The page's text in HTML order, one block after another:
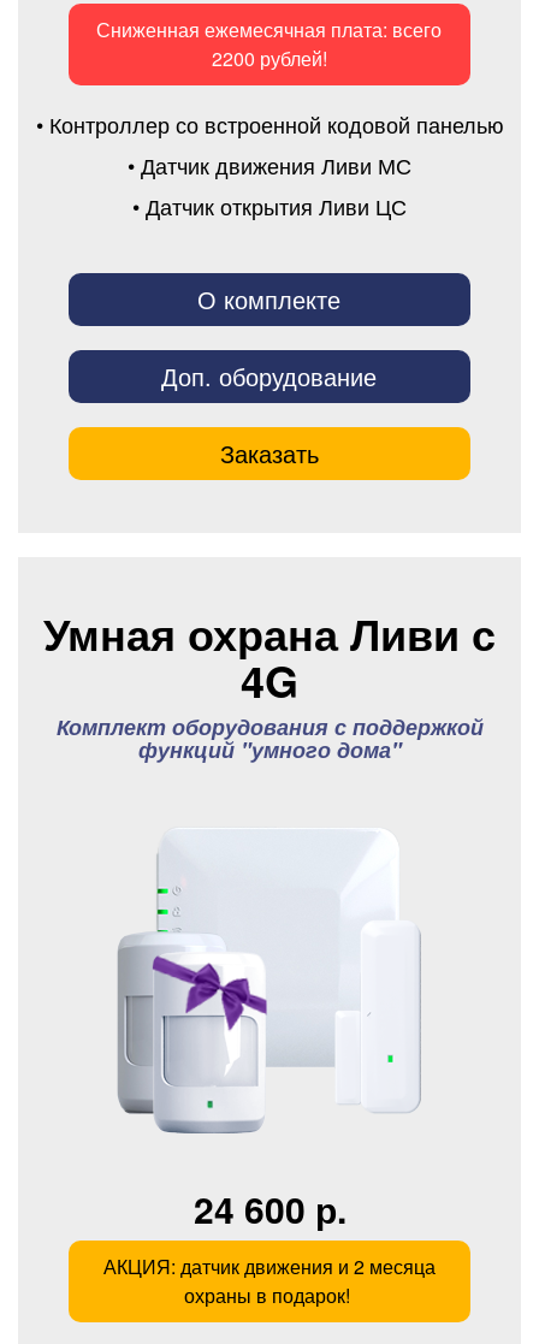
Сниженная ежемесячная плата: всего
2200 рублей!
• Контроллер со встроенной кодовой панелью
• Датчик движения Ливи МС
• Датчик открытия Ливи ЦС
О комплекте
Доп. оборудование
Заказать
Умная охрана Ливи с
4G
Комплект оборудования с поддержкой
функций "умного дома"
24 600 р.
АКЦИЯ: датчик движения и 2 месяца
охраны в подарок!